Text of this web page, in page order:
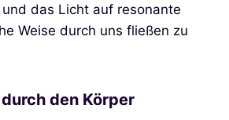
das Licht auf resonante
Weise durch uns fließen zu
den Körper